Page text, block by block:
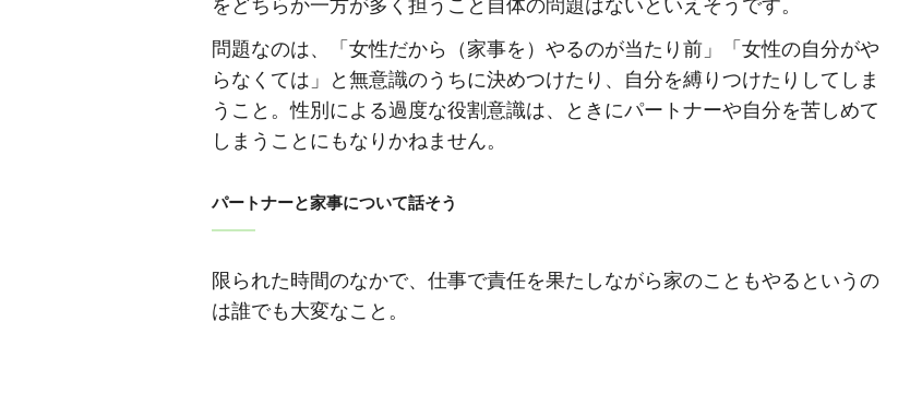
問題なのは、「女性だから（家事を）やるのが当たり前」「女性の自分がや
らなくては」と無意識のうちに決めつけたり、自分を縛りつけたりしてしま
うこと。性別による過度な役割意識は、ときにパートナーや自分を苦しめて
しまうことにもなりかねません。
パートナーと家事について話そう
限られた時間のなかで、仕事で責任を果たしながら家のこともやるというの
は誰でも大変なこと。